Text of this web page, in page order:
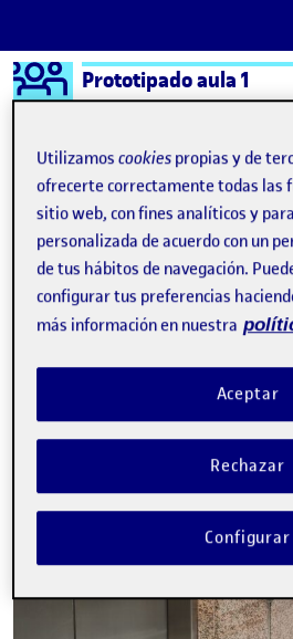
Saltar al contenido
Logo Ágora
Prototipado aula 1
Semestre 20221 - Aula 1 31
31 Diciembre,
Publicado por
Oriol Quintana Royo
Fecha de publicación
31 diciembre,
comentario
Utilizamoscookies propias y de
ofrecerte correctamente todas las
sitio web, con fines analíticos y
personalizada de acuerdo con un
de tus hábitos de navegación.
configurar tus preferencias
más información en nuestra
Rechazar
Aceptar
Configurar